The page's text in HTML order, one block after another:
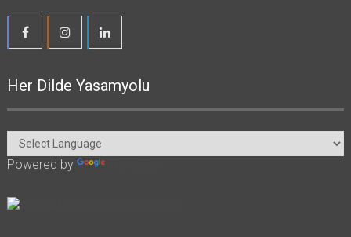
Her Dilde Yasamyolu
Powered by